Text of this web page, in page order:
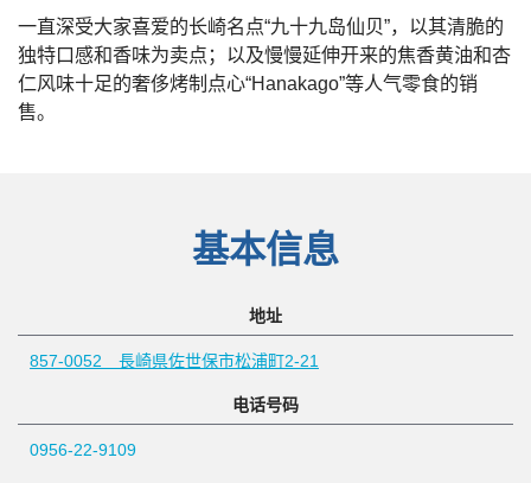
一直深受大家喜爱的长崎名点“九十九岛仙贝”，以其清脆的
独特口感和香味为卖点；以及慢慢延伸开来的焦香黄油和杏
仁风味十足的奢侈烤制点心“Hanakago”等人气零食的销
售。
基本信息
地址
857-0052 長崎県佐世保市松浦町2-21
电话号码
0956-22-9109